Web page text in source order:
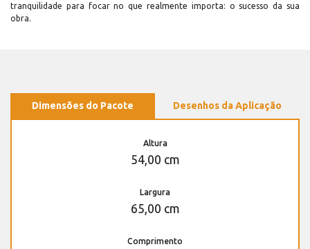
tranquilidade para focar no que realmente importa: o sucesso da sua
obra.
Dimensões do Pacote Desenhos da Aplicação
Altura
54,00 cm
Largura
65,00 cm
Comprimento